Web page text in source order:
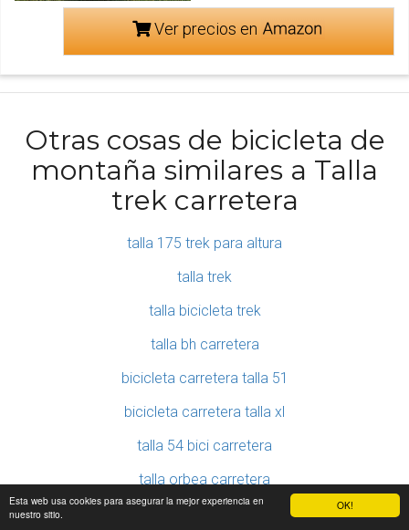
OK!
Esta web usa cookies para asegurar la mejor experiencia en
nuestro sitio.
Ver precios en
Otras cosas de bicicleta de
montaña similares a Talla
trek carretera
talla 175 trek para altura
talla trek
talla bicicleta trek
talla bh carretera
bicicleta carretera talla 51
bicicleta carretera talla xl
talla 54 bici carretera
talla orbea carretera